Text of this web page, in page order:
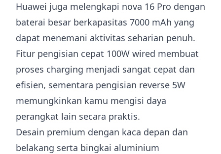
Huawei juga melengkapi nova 16 Pro dengan
baterai besar berkapasitas 7000 mAh yang
dapat menemani aktivitas seharian penuh.
Fitur pengisian cepat 100W wired membuat
proses charging menjadi sangat cepat dan
efisien, sementara pengisian reverse 5W
memungkinkan kamu mengisi daya
perangkat lain secara praktis.
Desain premium dengan kaca depan dan
belakang serta bingkai aluminium